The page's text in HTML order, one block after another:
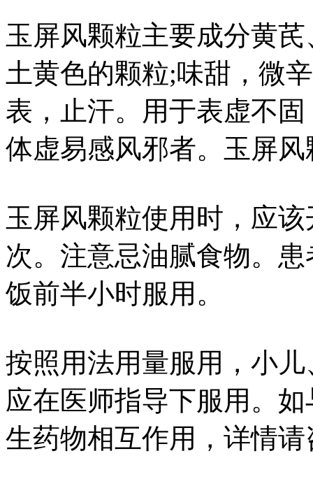
玉屏风颗粒主要成分黄
土黄色的颗粒;味甜，微
表，止汗。用于表虚不
体虚易感风邪者。玉屏
玉屏风颗粒使用时，应
次。注意忌油腻食物。
饭前半小时服用。
按照用法用量服用，小
应在医师指导下服用。
生药物相互作用，详情